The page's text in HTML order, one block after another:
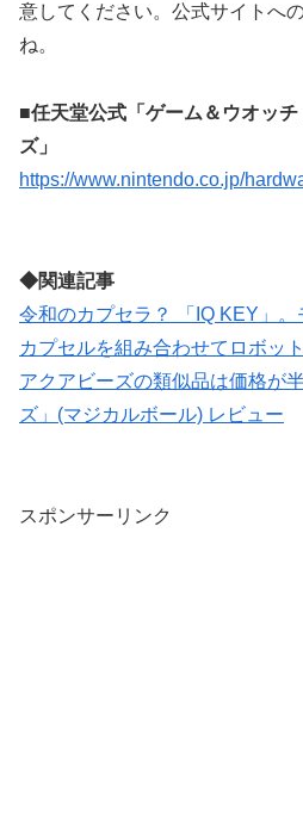
意してください。公式サイトへ
ね。
■任天堂公式「ゲーム＆ウオッ
ズ」
https://www.nintendo.co.jp/
◆関連記事
令和のカプセラ？ 「IQ KEY」
カプセルを組み合わせてロボッ
アクアビーズの類似品は価格が
ズ」(マジカルボール) レビュー
スポンサーリンク